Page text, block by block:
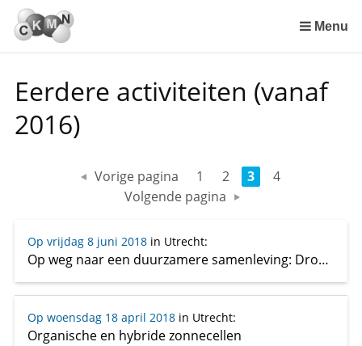
links
naar
de
inhoud
Menu
Eerdere activiteiten (vanaf
2016)
Vorige pagina 1 2 3
4
Volgende pagina
Op vrijdag 8 juni 2018in Utrecht:
Op weg naar een duurzamere samenleving: Droom wordt werkelijkheid met katalyse
Op woensdag 18 april 2018in Utrecht:
Organische en hybride zonnecellen